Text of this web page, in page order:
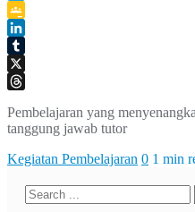
Telegram
Google
Classroom
LinkedIn
Tumblr
X
Pembelajaran yang
tanggung jawab tutor
Kegiatan Pembelajaran 0 1 min